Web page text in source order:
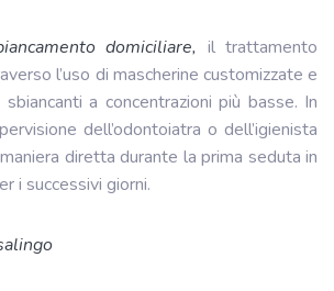
domiciliare, il trattamento
l’uso di mascherine customizzate e
a concentrazioni più basse. In
dell’odontoiatra o dell’igienista
diretta durante la prima seduta in
i successivi giorni.